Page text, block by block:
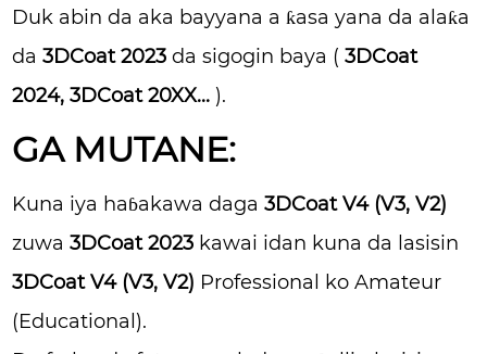
Duk abin da aka bayyana a ƙasa yana da alaƙa
da3DCoat 2023 da sigogin baya (3DCoat
2024, 3DCoat 20XX... ).
GA MUTANE:
Kuna iya haɓakawa daga3DCoat V4 (V3, V2)
zuwa3DCoat 2023 kawai idan kuna da lasisin
3DCoat V4 (V3, V2) Professional ko Amateur
(Educational).